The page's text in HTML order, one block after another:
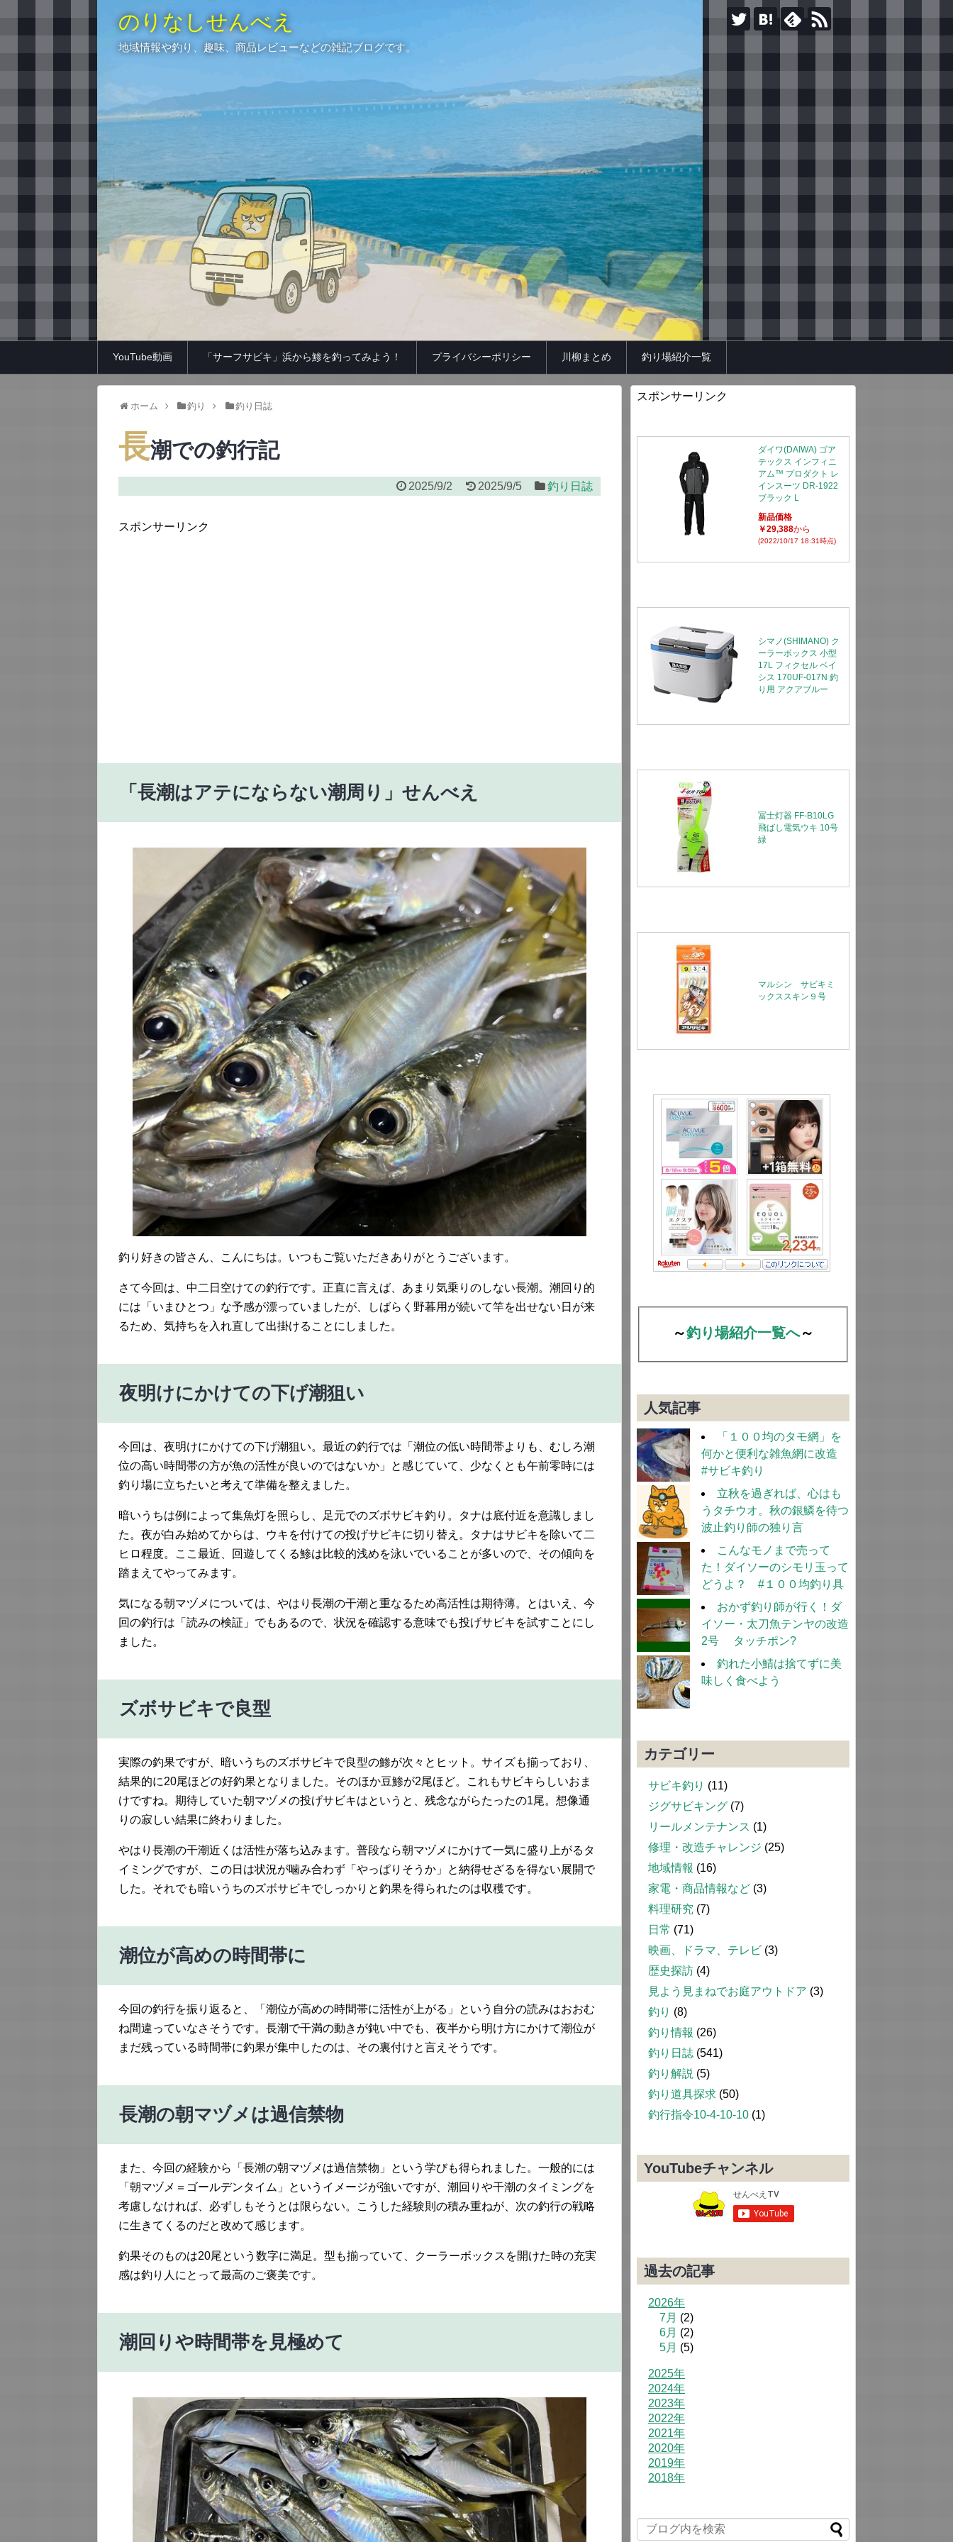
のりなしせんべえ
地域情報や釣り、趣味、商品レビューなどの雑記ブログです。
YouTube動画 「サーフサビキ」浜から鯵を釣ってみよう！ プライバシーポリシー 川柳まとめ 釣り場紹介一覧
ホーム 釣り 釣り日誌
長潮での釣行記
2025/9/2 2025/9/5 釣り日誌
スポンサーリンク
「長潮はアテにならない潮周り」せんべえ
釣り好きの皆さん、こんにちは。いつもご覧いただきありがとうございます。
さて今回は、中二日空けての釣行です。正直に言えば、あまり気乗りのしない長潮。潮回り的
には「いまひとつ」な予感が漂っていましたが、しばらく野暮用が続いて竿を出せない日が来
るため、気持ちを入れ直して出掛けることにしました。
夜明けにかけての下げ潮狙い
今回は、夜明けにかけての下げ潮狙い。最近の釣行では「潮位の低い時間帯よりも、むしろ潮
位の高い時間帯の方が魚の活性が良いのではないか」と感じていて、少なくとも午前零時には
釣り場に立ちたいと考えて準備を整えました。
暗いうちは例によって集魚灯を照らし、足元でのズボサビキ釣り。タナは底付近を意識しまし
た。夜が白み始めてからは、ウキを付けての投げサビキに切り替え。タナはサビキを除いて二
ヒロ程度。ここ最近、回遊してくる鯵は比較的浅めを泳いでいることが多いので、その傾向を
踏まえてやってみます。
気になる朝マヅメについては、やはり長潮の干潮と重なるため高活性は期待薄。とはいえ、今
回の釣行は「読みの検証」でもあるので、状況を確認する意味でも投げサビキを試すことにし
ました。
ズボサビキで良型
実際の釣果ですが、暗いうちのズボサビキで良型の鯵が次々とヒット。サイズも揃っており、
結果的に20尾ほどの好釣果となりました。そのほか豆鯵が2尾ほど。これもサビキらしいおま
けですね。期待していた朝マヅメの投げサビキはというと、残念ながらたったの1尾。想像通
りの寂しい結果に終わりました。
やはり長潮の干潮近くは活性が落ち込みます。普段なら朝マヅメにかけて一気に盛り上がるタ
イミングですが、この日は状況が噛み合わず「やっぱりそうか」と納得せざるを得ない展開で
した。それでも暗いうちのズボサビキでしっかりと釣果を得られたのは収穫です。
潮位が高めの時間帯に
今回の釣行を振り返ると、「潮位が高めの時間帯に活性が上がる」という自分の読みはおおむ
ね間違っていなさそうです。長潮で干満の動きが鈍い中でも、夜半から明け方にかけて潮位が
まだ残っている時間帯に釣果が集中したのは、その裏付けと言えそうです。
長潮の朝マヅメは過信禁物
また、今回の経験から「長潮の朝マヅメは過信禁物」という学びも得られました。一般的には
「朝マヅメ＝ゴールデンタイム」というイメージが強いですが、潮回りや干潮のタイミングを
考慮しなければ、必ずしもそうとは限らない。こうした経験則の積み重ねが、次の釣行の戦略
に生きてくるのだと改めて感じます。
釣果そのものは20尾という数字に満足。型も揃っていて、クーラーボックスを開けた時の充実
感は釣り人にとって最高のご褒美です。
潮回りや時間帯を見極めて
スポンサーリンク
ダイワ(DAIWA) ゴア
テックス インフィニ
アム™ プロダクト レ
インスーツ DR-1922
ブラック L
新品価格
￥29,388から
(2022/10/17 18:31時点)
シマノ(SHIMANO) ク
ーラーボックス 小型
17L フィクセル ベイ
シス 170UF-017N 釣
り用 アクアブルー
冨士灯器 FF-B10LG
飛ばし電気ウキ 10号
緑
マルシン サビキミ
ックススキン９号
～釣り場紹介一覧へ～
人気記事
「１００均のタモ網」を
何かと便利な雑魚網に改造
#サビキ釣り
立秋を過ぎれば、心はも
うタチウオ。秋の銀鱗を待つ
波止釣り師の独り言
こんなモノまで売って
た！ダイソーのシモリ玉って
どうよ？ #１００均釣り具
おかず釣り師が行く！ダ
イソー・太刀魚テンヤの改造
2号 タッチポン?
釣れた小鯖は捨てずに美
味しく食べよう
カテゴリー
サビキ釣り (11)
ジグサビキング (7)
リールメンテナンス (1)
修理・改造チャレンジ (25)
地域情報 (16)
家電・商品情報など (3)
料理研究 (7)
日常 (71)
映画、ドラマ、テレビ (3)
歴史探訪 (4)
見よう見まねでお庭アウトドア (3)
釣り (8)
釣り情報 (26)
釣り日誌 (541)
釣り解説 (5)
釣り道具探求 (50)
釣行指令10-4-10-10 (1)
YouTubeチャンネル
過去の記事
2026年
7月 (2)
6月 (2)
5月 (5)
2025年
2024年
2023年
2022年
2021年
2020年
2019年
2018年